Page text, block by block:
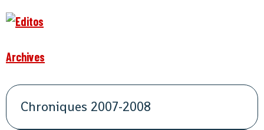
Archives
Chroniques 2007-2008